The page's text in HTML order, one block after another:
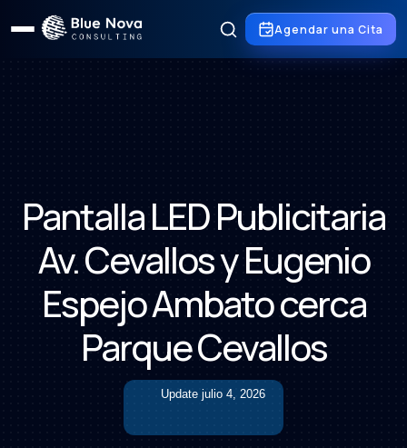
Agendar una Cita
Pantalla LED Publicitaria
Av. Cevallos y Eugenio
Espejo Ambato cerca
Parque Cevallos
Update julio 4, 2026